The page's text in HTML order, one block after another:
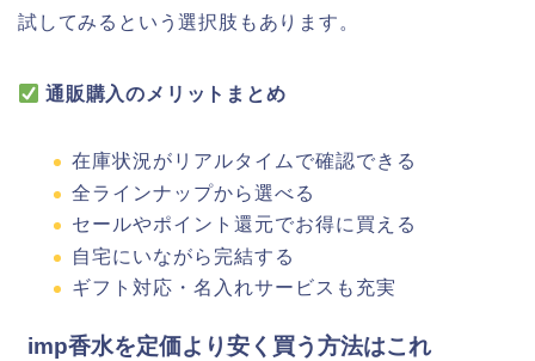
試してみるという選択肢もあります。
通販購入のメリットまとめ
在庫状況がリアルタイムで確認できる
全ラインナップから選べる
セールやポイント還元でお得に買える
自宅にいながら完結する
ギフト対応・名入れサービスも充実
imp香水を定価より安く買う方法はこれ